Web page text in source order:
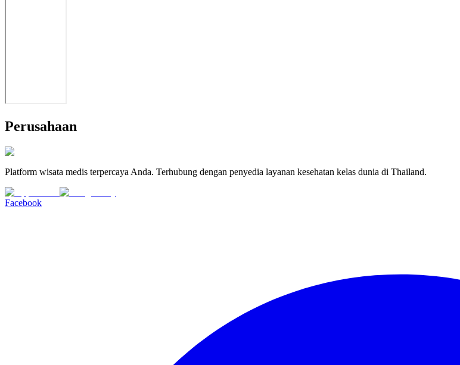
Perusahaan
Platform wisata medis terpercaya Anda. Terhubung dengan penyedia layanan kesehatan kelas dunia di Thailand.
Facebook